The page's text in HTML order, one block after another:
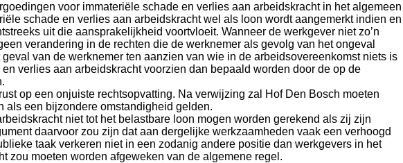
voor immateriële schade en verlies aan arbeidskracht in het algemeen
schade en verlies aan arbeidskracht wel als loon wordt aangemerkt indien en
uit die aansprakelijkheid voortvloeit. Wanneer de werkgever niet zo’n
verandering in de rechten die de werknemer als gevolg van het ongeval
van de werknemer ten aanzien van wie in de arbeidsovereenkomst niets is
verlies aan arbeidskracht voorzien dan bepaald worden door de op de
op een onjuiste rechtsopvatting. Na verwijzing zal Hof Den Bosch moeten
als een bijzondere omstandigheid gelden.
niet tot het belastbare loon mogen worden gerekend als zij zijn
daarvoor zou zijn dat aan dergelijke werkzaamheden vaak een verhoogd
taak verkeren niet in een zodanig andere positie dan werkgevers in het
zou moeten worden afgeweken van de algemene regel.